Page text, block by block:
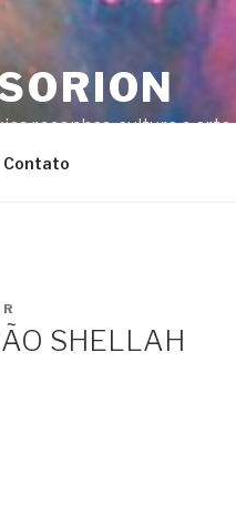
,cultura e arte.
Contato
SHELLAH